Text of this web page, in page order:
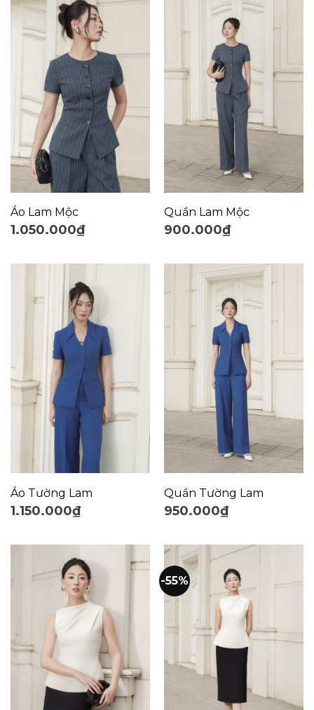
Áo Lam Mộc
1.050.000₫
Quần Lam Mộc
900.000₫
Áo Tường Lam
1.150.000₫
Quần Tường Lam
950.000₫
-55%